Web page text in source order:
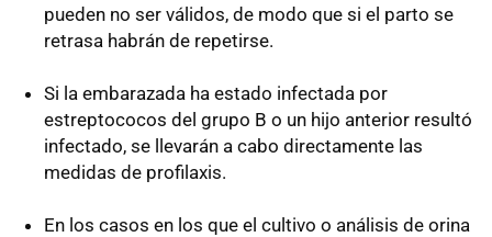
pueden no ser válidos, de modo que si el parto se
retrasa habrán de repetirse.
Si la embarazada ha estado infectada por
estreptococos del grupo B o un hijo anterior resultó
infectado, se llevarán a cabo directamente las
medidas de profilaxis.
En los casos en los que el cultivo o análisis de orina